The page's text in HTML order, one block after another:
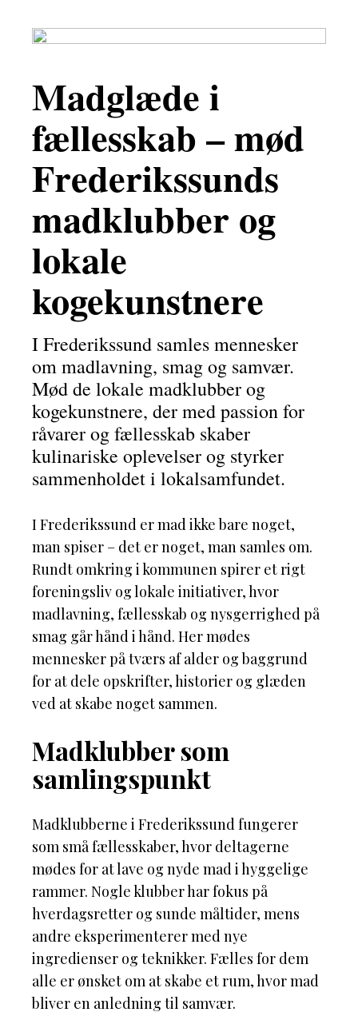
Madglæde i
fællesskab – mød
Frederikssunds
madklubber og
lokale
kogekunstnere
I Frederikssund samles mennesker
om madlavning, smag og samvær.
Mød de lokale madklubber og
kogekunstnere, der med passion for
råvarer og fællesskab skaber
kulinariske oplevelser og styrker
sammenholdet i lokalsamfundet.
I Frederikssund er mad ikke bare noget,
man spiser – det er noget, man samles om.
Rundt omkring i kommunen spirer et rigt
foreningsliv og lokale initiativer, hvor
madlavning, fællesskab og nysgerrighed på
smag går hånd i hånd. Her mødes
mennesker på tværs af alder og baggrund
for at dele opskrifter, historier og glæden
ved at skabe noget sammen.
Madklubber som
samlingspunkt
Madklubberne i Frederikssund fungerer
som små fællesskaber, hvor deltagerne
mødes for at lave og nyde mad i hyggelige
rammer. Nogle klubber har fokus på
hverdagsretter og sunde måltider, mens
andre eksperimenterer med nye
ingredienser og teknikker. Fælles for dem
alle er ønsket om at skabe et rum, hvor mad
bliver en anledning til samvær.